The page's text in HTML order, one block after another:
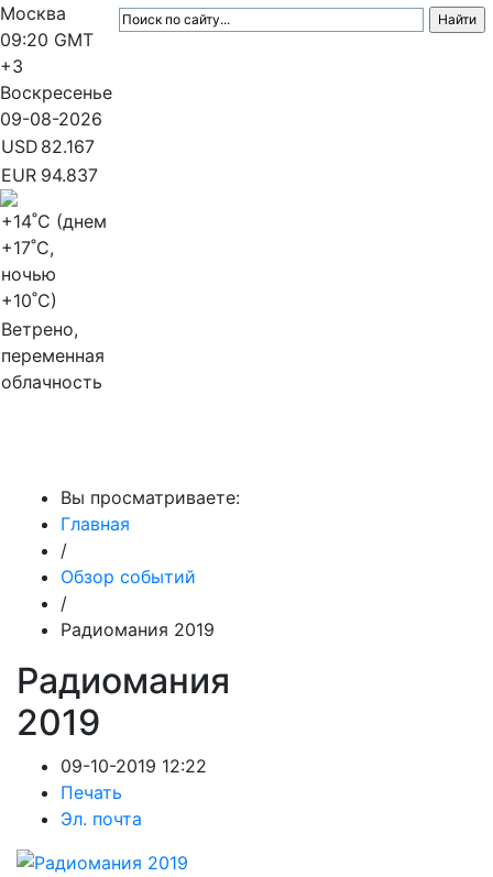
Москва
09:20 GMT
+3
Воскресенье
09-08-2026
USD 82.167
EUR 94.837
+14˚C (днем
+17˚C,
ночью
+10˚C)
Ветрено,
переменная
облачность
Вы просматриваете:
Главная
/
Обзор событий
/
Радиомания 2019
Радиомания
2019
09-10-2019 12:22
Печать
Эл. почта